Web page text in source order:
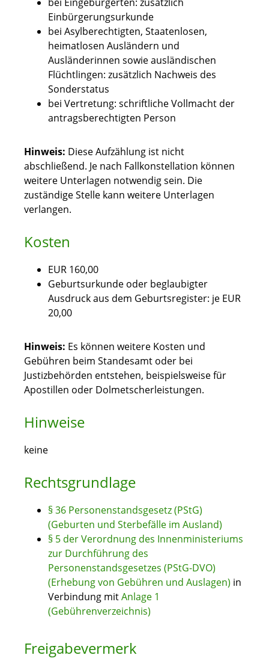
Einbürgerungsurkunde
bei Asylberechtigten, Staatenlosen,
heimatlosen Ausländern und
Ausländerinnen sowie ausländischen
Flüchtlingen: zusätzlich Nachweis des
Sonderstatus
bei Vertretung: schriftliche Vollmacht der
antragsberechtigten Person
Hinweis: Diese Aufzählung ist nicht
abschließend. Je nach Fallkonstellation können
weitere Unterlagen notwendig sein. Die
zuständige Stelle kann weitere Unterlagen
verlangen.
Kosten
EUR 160,00
Geburtsurkunde oder beglaubigter
Ausdruck aus dem Geburtsregister: je EUR
20,00
Hinweis: Es können weitere Kosten und
Gebühren beim Standesamt oder bei
Justizbehörden entstehen, beispielsweise für
Apostillen oder Dolmetscherleistungen.
Hinweise
keine
Rechtsgrundlage
§ 36 Personenstandsgesetz (PStG)
(Geburten und Sterbefälle im Ausland)
§ 5 der Verordnung des Innenministeriums
zur Durchführung des
Personenstandsgesetzes (PStG-DVO)
(Erhebung von Gebühren und Auslagen) in
Verbindung mitAnlage 1
(Gebührenverzeichnis)
Freigabevermerk